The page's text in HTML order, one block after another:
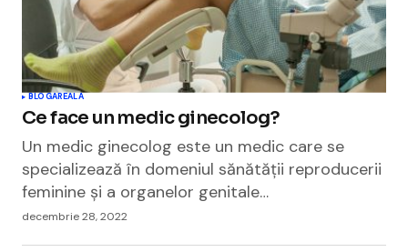
BLOGAREALA
Ce face un medic ginecolog?
Un medic ginecolog este un medic care se
specializează în domeniul sănătății reproducerii
feminine și a organelor genitale…
decembrie 28, 2022